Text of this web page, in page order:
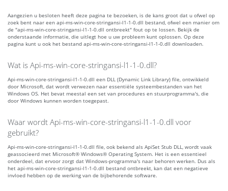
Aangezien u besloten heeft deze pagina te bezoeken, is de kans groot dat u ofwel op
zoek bent naar een api-ms-win-core-stringansi-l1-1-0.dll bestand, ofwel een manier om
de "api-ms-win-core-stringansi-l1-1-0.dll ontbreekt" fout op te lossen. Bekijk de
onderstaande informatie, die uitlegt hoe u uw probleem kunt oplossen. Op deze
pagina kunt u ook het bestand api-ms-win-core-stringansi-l1-1-0.dll downloaden.
Wat is Api-ms-win-core-stringansi-l1-1-0.dll?
Api-ms-win-core-stringansi-l1-1-0.dll een DLL (Dynamic Link Library) file, ontwikkeld
door Microsoft, dat wordt verwezen naar essentiële systeembestanden van het
Windows OS. Het bevat meestal een set van procedures en stuurprogramma's, die
door Windows kunnen worden toegepast.
Waar wordt Api-ms-win-core-stringansi-l1-1-0.dll voor
gebruikt?
Api-ms-win-core-stringansi-l1-1-0.dll file, ook bekend als ApiSet Stub DLL, wordt vaak
geassocieerd met Microsoft® Windows® Operating System. Het is een essentieel
onderdeel, dat ervoor zorgt dat Windows-programma's naar behoren werken. Dus als
het api-ms-win-core-stringansi-l1-1-0.dll bestand ontbreekt, kan dat een negatieve
invloed hebben op de werking van de bijbehorende software.